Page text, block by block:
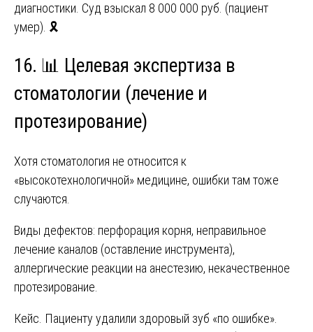
диагностики. Суд взыскал 8 000 000 руб. (пациент
умер). 🎗️
16. 📊 Целевая экспертиза в
стоматологии (лечение и
протезирование)
Хотя стоматология не относится к
«высокотехнологичной» медицине, ошибки там тоже
случаются.
Виды дефектов: перфорация корня, неправильное
лечение каналов (оставление инструмента),
аллергические реакции на анестезию, некачественное
протезирование.
Кейс. Пациенту удалили здоровый зуб «по ошибке».